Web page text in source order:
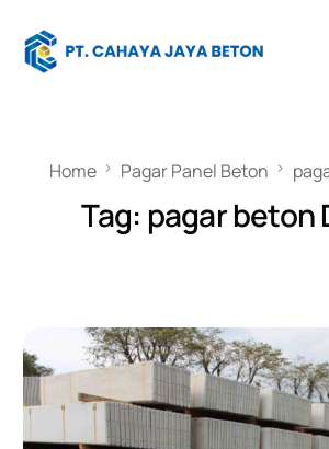
Home Pagar Panel Beton
Tag: pagar beton